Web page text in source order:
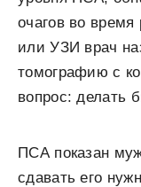
очагов во время
или УЗИ врач
томографию с
вопрос: делать
ПСА показан
сдавать его